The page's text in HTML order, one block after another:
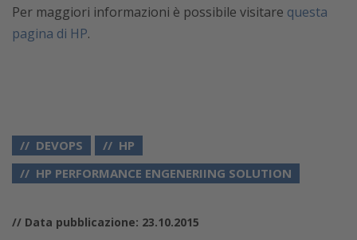
Per maggiori informazioni è possibile visitare questa
pagina di HP.
DEVOPS
HP
HP PERFORMANCE ENGENERIING SOLUTION
// Data pubblicazione: 23.10.2015